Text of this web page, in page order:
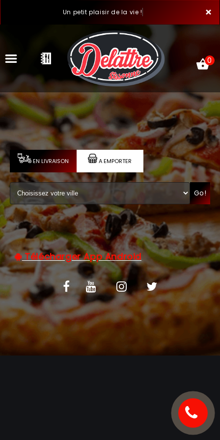
×
Un petit plaisir de la vie !
ACCUEIL
LA CARTE
VOTRE COMPTE
NOTRE RESTAURANT
VOS AVIS
MENTIONS LÉGALES
C.G.V
0
EN LIVRAISON A EMPORTER
Go!
Télécharger App Android